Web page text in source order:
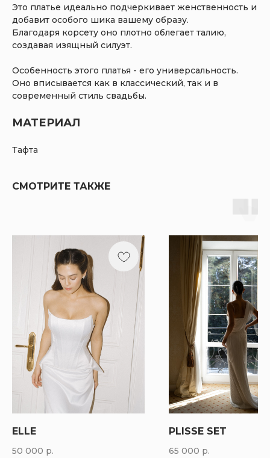
Это платье идеально подчеркивает женственность и
добавит особого шика вашему образу.
Благодаря корсету оно плотно облегает талию,
создавая изящный силуэт.
Особенность этого платья - его универсальность.
Оно вписывается как в классический, так и в
современный стиль свадьбы.
МАТЕРИАЛ
Тафта
СМОТРИТЕ ТАКЖЕ
ELLE
50 000 р.
PLISSE SET
65 000 р.